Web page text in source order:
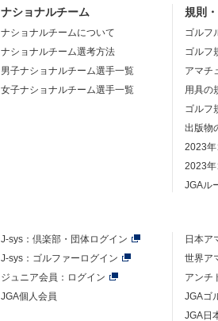
ナショナルチーム
ナショナルチームについて
ナショナルチーム選考方法
男子ナショナルチーム選手一覧
女子ナショナルチーム選手一覧
規則
ゴルフ
ゴルフ
アマチ
用具の
ゴルフ
出版物
2023年
2023
JGAル
J-sys： 倶楽部・団体ログイン
J-sys：ゴルファーログイン
ジュニア会員：ログイン
JGA個人会員
日本ア
世界ア
アンチ
JGAゴ
JGA日